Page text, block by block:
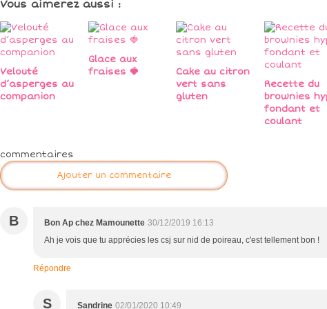
Vous aimerez aussi :
Velouté
d’asperges au
companion
Glace aux
fraises 🍓
Cake au citron
vert sans
gluten
Recette du
brownies
fondant et
coulant
commentaires
Ajouter un commentaire
B Bon Ap chez Mamounette 30/12/2019 16:13
Ah je vois que tu apprécies les csj sur nid de poireau, c'est tellement bon !
Répondre
S Sandrine 02/01/2020 10:49